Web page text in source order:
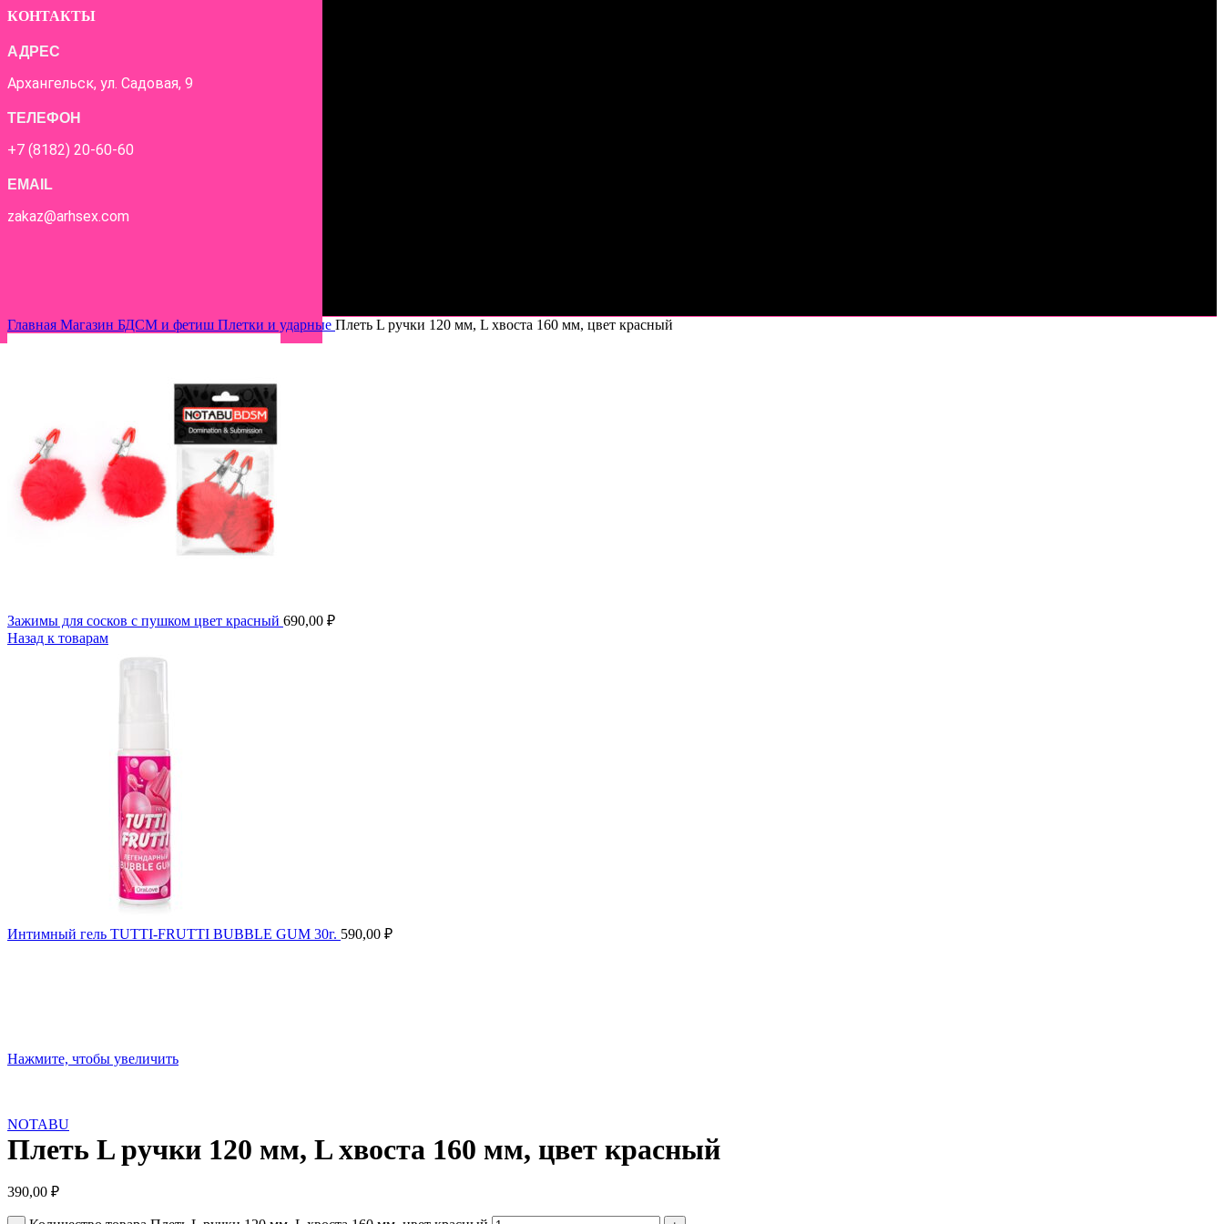
КОНТАКТЫ
АДРЕС
Архангельск, ул. Садовая, 9
ТЕЛЕФОН
+7 (8182) 20-60-60
EMAIL
zakaz@arhsex.com
Главная Магазин БДСМ и фетиш Плетки и ударные Плеть L ручки 120 мм, L хвоста 160 мм, цвет красный
Зажимы для сосков с пушком цвет красный 690,00 ₽
Назад к товарам
Интимный гель TUTTI-FRUTTI BUBBLE GUM 30г. 590,00 ₽
Нажмите, чтобы увеличить
NOTABU
Плеть L ручки 120 мм, L хвоста 160 мм, цвет красный
390,00 ₽